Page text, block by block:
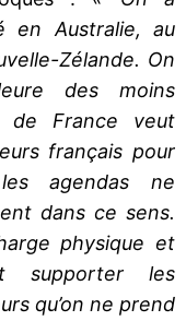
en Australie, au
Zélande. On
des moins
de France veut
français pour
agendas ne
dans ce sens.
physique et
supporter les
qu’on ne prend